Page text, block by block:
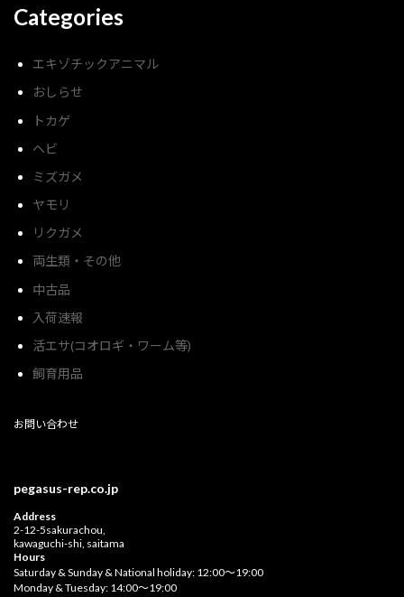
Categories
エキゾチックアニマル
おしらせ
トカゲ
ヘビ
ミズガメ
ヤモリ
リクガメ
両生類・その他
中古品
入荷速報
活エサ(コオロギ・ワーム等)
飼育用品
お問い合わせ
pegasus-rep.co.jp
Address
2-12-5sakurachou,
kawaguchi-shi, saitama
Hours
Saturday & Sunday & National holiday: 12:00〜19:00
Monday & Tuesday: 14:00〜19:00